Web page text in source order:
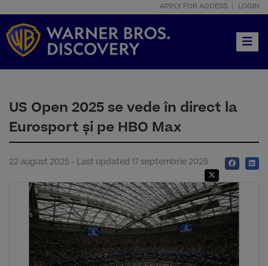
APPLY FOR ACCESS LOGIN
US Open 2025 se vede în direct la
Eurosport și pe HBO Max
22 august 2025 - Last updated 17 septembrie 2025